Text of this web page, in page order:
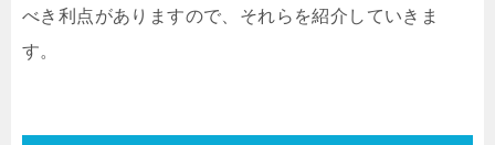
べき利点がありますので、それらを紹介していきま
す。